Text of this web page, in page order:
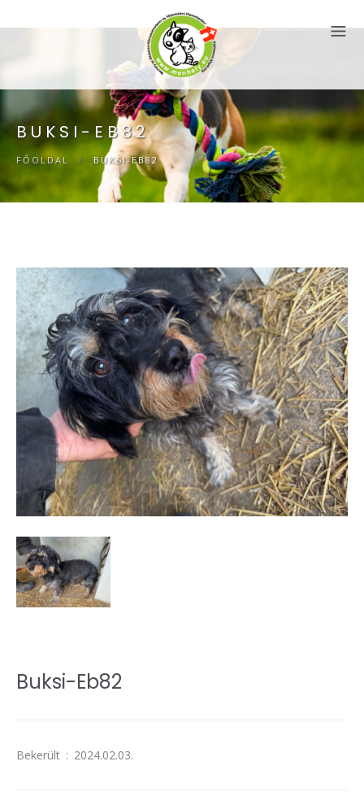
BUKSI-EB82
FŐOLDAL / BUKSI-EB82
Buksi-Eb82
Bekerült : 2024.02.03.